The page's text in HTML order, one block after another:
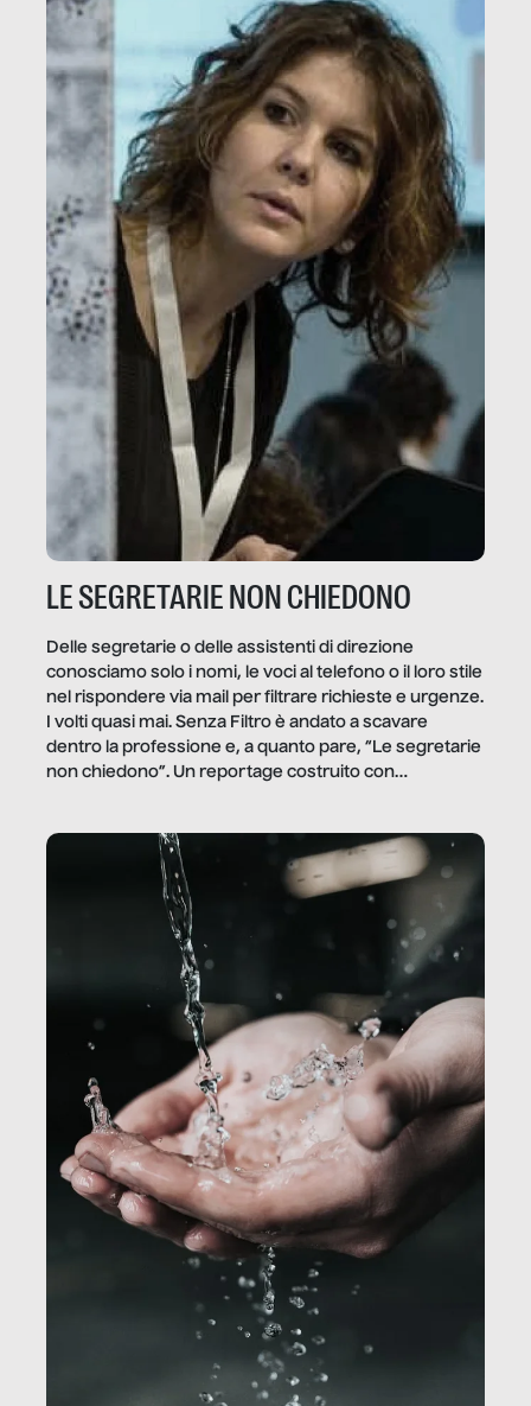
LE SEGRETARIE NON CHIEDONO
Delle segretarie o delle assistenti di direzione
conosciamo solo i nomi, le voci al telefono o il loro stile
nel rispondere via mail per filtrare richieste e urgenze.
I volti quasi mai. Senza Filtro è andato a scavare
dentro la professione e, a quanto pare, “Le segretarie
non chiedono”. Un reportage costruito con